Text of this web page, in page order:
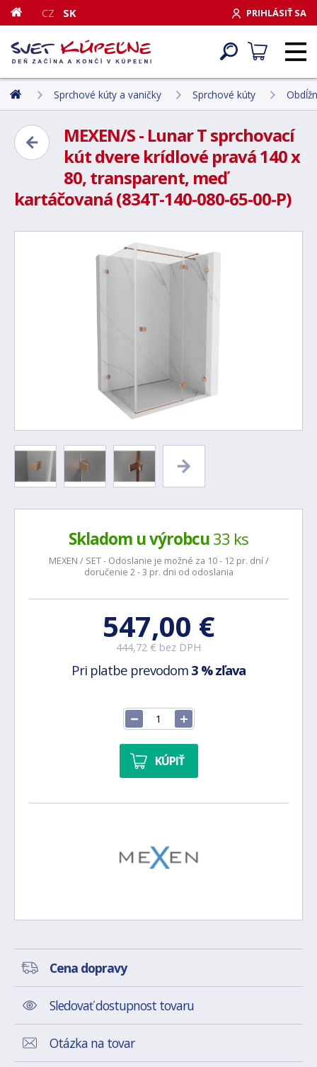
PRIHLÁSIŤ SA
CZ SK
Sprchové kúty a vaničky Sprchové kúty
MEXEN/S - Lunar T sprchovací
kút dvere krídlové pravá 140 x
80, transparent, meď
kartáčovaná (834T-140-080-65-00-P)
Skladom u výrobcu33 ks
MEXEN / SET - Odoslanie je možné za 10 - 12 pr. dní /
doručenie 2 - 3 pr. dni od odoslania
547,00 €
444,72 € bez DPH
Pri platbe prevodom 3 % zľava
KÚPIŤ
Cena dopravy
Sledovať dostupnost tovaru
Otázka na tovar